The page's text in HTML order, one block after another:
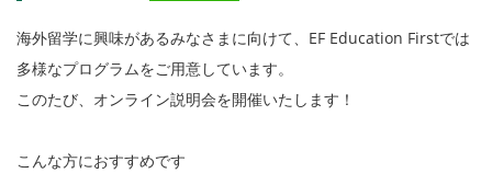
海外留学に興味があるみなさまに向けて、EF Education Firstでは
多様なプログラムをご用意しています。
このたび、オンライン説明会を開催いたします！
こんな方におすすめです